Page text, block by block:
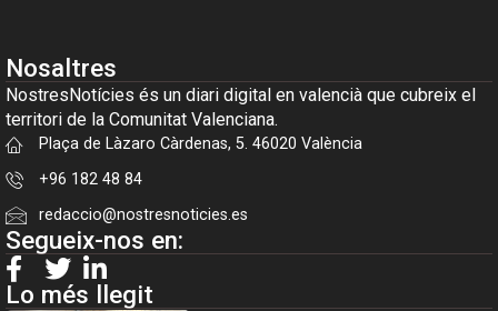
Nosaltres
NostresNotícies és un diari digital en valencià que cubreix el
territori de la Comunitat Valenciana.
Plaça de Làzaro Càrdenas, 5. 46020 València
+96 182 48 84
redaccio@nostresnoticies.es
Segueix-nos en:
Lo més llegit